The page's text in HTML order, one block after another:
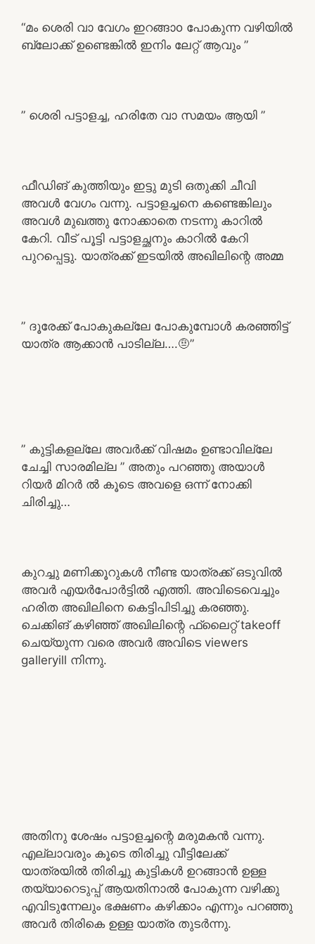
“മം ശെരി വാ വേഗം ഇറങ്ങാo പോകുന്ന വഴിയിൽ
ബ്ലോക്ക്‌ ഉണ്ടെങ്കിൽ ഇനിം ലേറ്റ് ആവും ”
” ശെരി പട്ടാളച്ച, ഹരിതേ വാ സമയം ആയി ”
ഫീഡിങ് കുത്തിയും ഇട്ടു മുടി ഒതുക്കി ചീവി
അവൾ വേഗം വന്നു. പട്ടാളച്ചനെ കണ്ടെങ്കിലും
അവൾ മുഖത്തു നോക്കാതെ നടന്നു കാറിൽ
കേറി. വീട് പൂട്ടി പട്ടാളച്ഛനും കാറിൽ കേറി
പുറപ്പെട്ടു. യാത്രക്ക് ഇടയിൽ അഖിലിന്റെ അമ്മ
” ദൂരേക്ക് പോകുകല്ലേ പോകുമ്പോൾ കരഞ്ഞിട്ട്
യാത്ര ആക്കാൻ പാടില്ല….🤨”
” കുട്ടികളല്ലേ അവർക്ക് വിഷമം ഉണ്ടാവില്ലേ
ചേച്ചി സാരമില്ല ” അതും പറഞ്ഞു അയാൾ
റിയർ മിറർ ൽ കൂടെ അവളെ ഒന്ന് നോക്കി
ചിരിച്ചു…
കുറച്ചു മണിക്കൂറുകൾ നീണ്ട യാത്രക്ക് ഒടുവിൽ
അവർ എയർപോർട്ടിൽ എത്തി. അവിടെവെച്ചും
ഹരിത അഖിലിനെ കെട്ടിപിടിച്ചു കരഞ്ഞു.
ചെക്കിങ് കഴിഞ്ഞ് അഖിലിന്റെ ഫ്ലൈറ്റ് takeoff
ചെയ്യുന്ന വരെ അവർ അവിടെ viewers
galleryill നിന്നു.
അതിനു ശേഷം പട്ടാളച്ചന്റെ മരുമകൻ വന്നു.
എല്ലാവരും കൂടെ തിരിച്ചു വീട്ടിലേക്ക്
യാത്രയിൽ തിരിച്ചു കുട്ടികൾ ഉറങ്ങാൻ ഉള്ള
തയ്യാറെടുപ്പ് ആയതിനാൽ പോകുന്ന വഴിക്കു
എവിടുന്നേലും ഭക്ഷണം കഴിക്കാം എന്നും പറഞ്ഞു
അവർ തിരികെ ഉള്ള യാത്ര തുടർന്നു.